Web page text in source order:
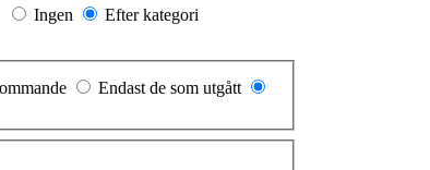
Ingen
Efter kategori
Endast de som utgått